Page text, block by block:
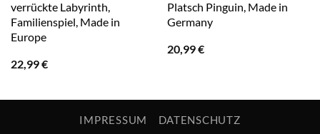
verrückte Labyrinth,
Familienspiel, Made in
Europe
22,99€
Platsch Pinguin, Made in
Germany
20,99€
IMPRESSUM DATENSCHUTZ